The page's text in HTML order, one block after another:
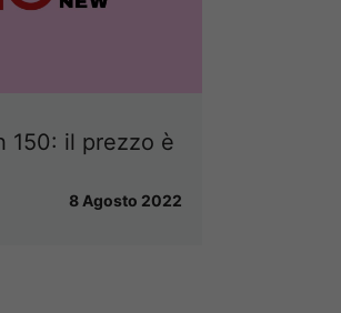
150: il prezzo è
8 Agosto 2022